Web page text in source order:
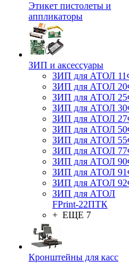
Этикет пистолеты и
аппликаторы
ЗИП и аксессуары
ЗИП для АТОЛ
ЗИП для АТОЛ
ЗИП для АТОЛ
ЗИП для АТОЛ
ЗИП для АТОЛ
ЗИП для АТОЛ
ЗИП для АТОЛ
ЗИП для АТОЛ
ЗИП для АТОЛ
ЗИП для АТОЛ
ЗИП для АТОЛ
ЗИП для АТОЛ
FPrint-22ПТК
+ ЕЩЕ 7
Кронштейны для касс